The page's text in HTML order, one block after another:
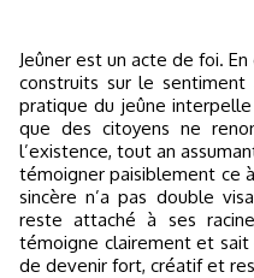
Jeûner est un acte de foi. En ces temps modernes qui se sont
construits sur le sentiment
pratique du jeûne
que des citoyens ne
l’existence, tout an
témoigner paisiblement ce
sincère n’a pas double
reste attaché à ses
témoigne clairement et sait
de devenir fort, créatif et